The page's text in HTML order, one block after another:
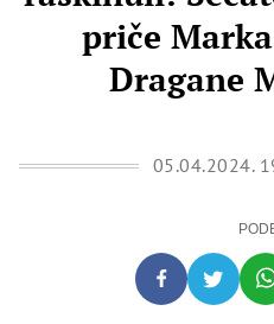
priče
Dragane
05.04.2024.